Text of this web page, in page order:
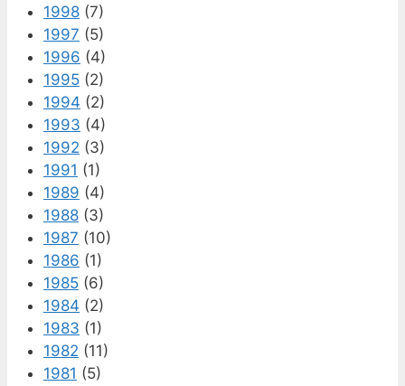
1998 (7)
1997 (5)
1996 (4)
1995 (2)
1994 (2)
1993 (4)
1992 (3)
1991 (1)
1989 (4)
1988 (3)
1987 (10)
1986 (1)
1985 (6)
1984 (2)
1983 (1)
1982 (11)
1981 (5)